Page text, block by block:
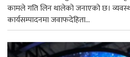
कामले गति लिन थालेको जनाएको छ।
कार्यसम्पादनमा जवाफदेहिता...